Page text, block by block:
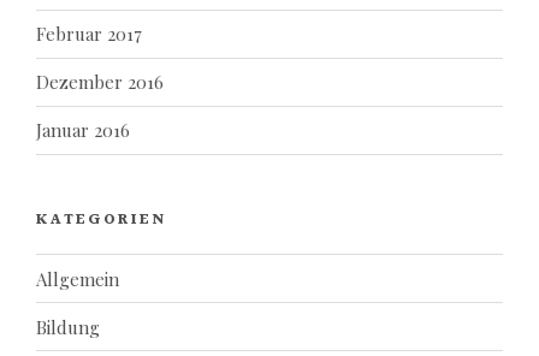
Februar 2017
Dezember 2016
Januar 2016
KATEGORIEN
Allgemein
Bildung